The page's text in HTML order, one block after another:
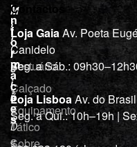
M
i
l
í
c
i
a
“
D
e
L
o
j
a
Vestuário
Calçado
Equipamento
Tático
I
n
f
o
r
m
a
ç
õ
e
s
Sobre
Contactos
Loja GaiaAv. Poeta
Canidelo
Seg. a Sáb.:
Loja LisboaAv. do
Seg. a Qui.: 10h–19h |